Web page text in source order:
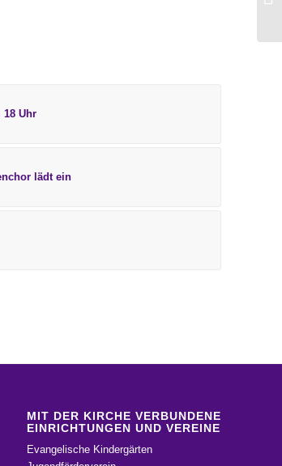
18 Uhr
lädt ein
MIT DER KIRCHE VERBUNDENE
EINRICHTUNGEN UND VEREINE
Evangelische Kindergärten